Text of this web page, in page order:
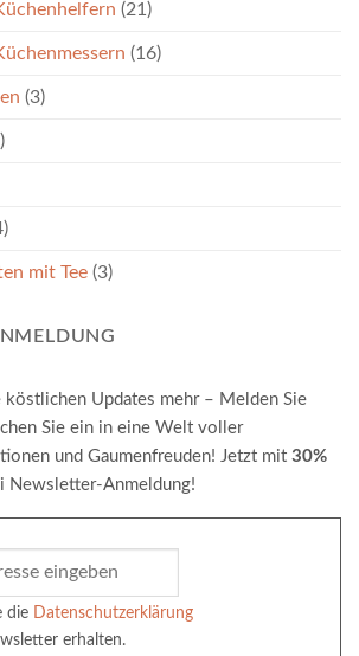
(21)
(16)
(3)
mit Tee (3)
köstlichen Updates mehr – Melden Sie
Sie ein in eine Welt voller
und Gaumenfreuden! Jetzt mit 30%
Newsletter-Anmeldung!
die
Datenschutzerklärung
erhalten.